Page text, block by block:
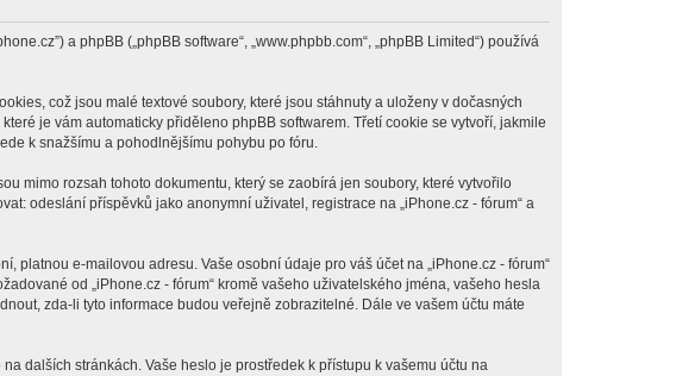
a phpBB („phpBB software“, „www.phpbb.com“, „phpBB Limited“) používá
což jsou malé textové soubory, které jsou stáhnuty a uloženy v dočasných
je vám automaticky přiděleno phpBB softwarem. Třetí cookie se vytvoří, jakmile
k snažšímu a pohodlnějšímu pohybu po fóru.
mimo rozsah tohoto dokumentu, který se zaobírá jen soubory, které vytvořilo
odeslání příspěvků jako anonymní uživatel, registrace na „iPhone.cz - fórum“ a
e-mailovou adresu. Vaše osobní údaje pro váš účet na „iPhone.cz - fórum“
od „iPhone.cz - fórum“ kromě vašeho uživatelského jména, vašeho hesla
zda-li tyto informace budou veřejně zobrazitelné. Dále ve vašem účtu máte
dalších stránkách. Vaše heslo je prostředek k přístupu k vašemu účtu na